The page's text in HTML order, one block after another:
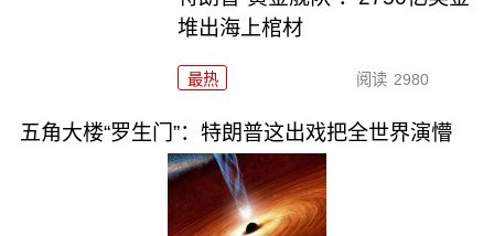
堆出海上棺材
最热 阅读 2980
五角大楼“罗生门”：特朗普这出戏把全世界演懵